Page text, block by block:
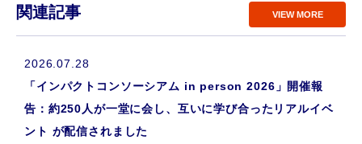
関連記事 VIEW MORE
2026.07.28
「インパクトコンソーシアム in person 2026」開催報
告：約250人が一堂に会し、互いに学び合ったリアルイベ
ント が配信されました